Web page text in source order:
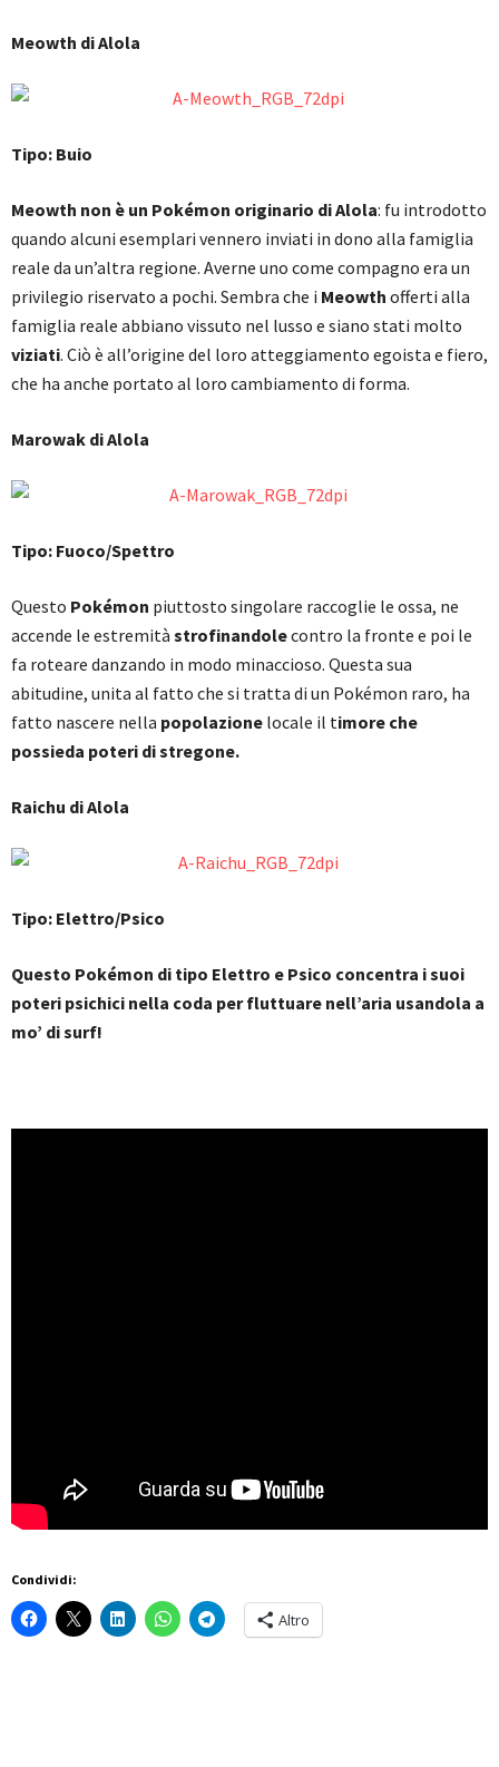
Meowth di Alola
Tipo: Buio
Meowth non è un Pokémon originario di Alola: fu introdotto
quando alcuni esemplari vennero inviati in dono alla famiglia
reale da un’altra regione. Averne uno come compagno era un
privilegio riservato a pochi. Sembra che i Meowth offerti alla
famiglia reale abbiano vissuto nel lusso e siano stati molto
viziati. Ciò è all’origine del loro atteggiamento egoista e fiero,
che ha anche portato al loro cambiamento di forma.
Marowak di Alola
Tipo: Fuoco/Spettro
Questo Pokémon piuttosto singolare raccoglie le ossa, ne
accende le estremità strofinandolecontro la fronte e poi le
fa roteare danzando in modo minaccioso. Questa sua
abitudine, unita al fatto che si tratta di un Pokémon raro, ha
fatto nascere nella popolazione locale il timore che
possieda poteri di stregone.
Raichu di Alola
Tipo: Elettro/Psico
Questo Pokémon di tipo Elettro e Psico concentra i suoi
poteri psichici nella coda per fluttuare nell’aria usandola a
mo’ di surf!
Condividi:
Altro